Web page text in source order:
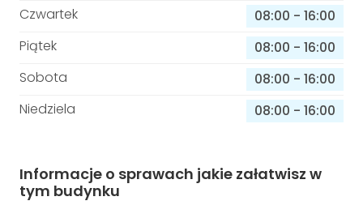
Czwartek
08:00 - 16:00
Piątek
08:00 - 16:00
Sobota
08:00 - 16:00
Niedziela
08:00 - 16:00
Informacje o sprawach jakie załatwisz w
tym budynku